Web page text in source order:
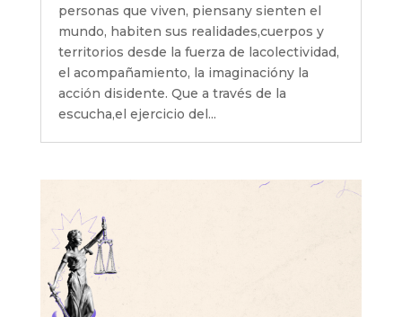
personas que viven, piensany sienten el
mundo, habiten sus realidades,cuerpos y
territorios desde la fuerza de lacolectividad,
el acompañamiento, la imaginacióny la
acción disidente. Que a través de la
escucha,el ejercicio del...